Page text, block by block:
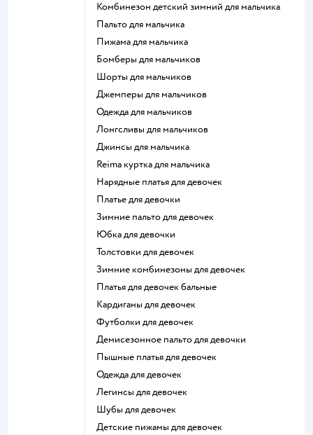
Комбинезон детский зимний для мальчика
Пальто для мальчика
Пижама для мальчика
Бомберы для мальчиков
Шорты для мальчиков
Джемперы для мальчиков
Одежда для мальчиков
Лонгсливы для мальчиков
Джинсы для мальчика
Reima куртка для мальчика
Нарядные платья для девочек
Платье для девочки
Зимние пальто для девочек
Юбка для девочки
Толстовки для девочек
Зимние комбинезоны для девочек
Платья для девочек бальные
Кардиганы для девочек
Футболки для девочек
Демисезонное пальто для девочки
Пышные платья для девочек
Одежда для девочек
Легинсы для девочек
Шубы для девочек
Детские пижамы для девочек